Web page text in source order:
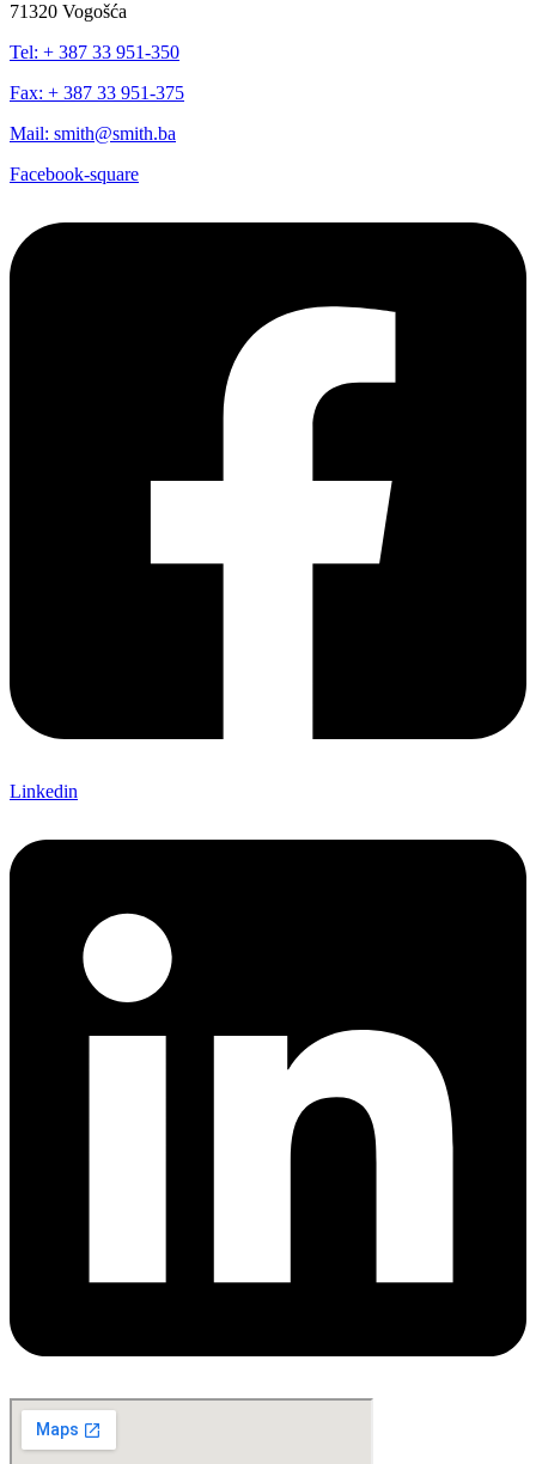
71320 Vogošća
Tel: + 387 33 951-350
Fax: + 387 33 951-375
Mail: smith@smith.ba
Facebook-square
Linkedin